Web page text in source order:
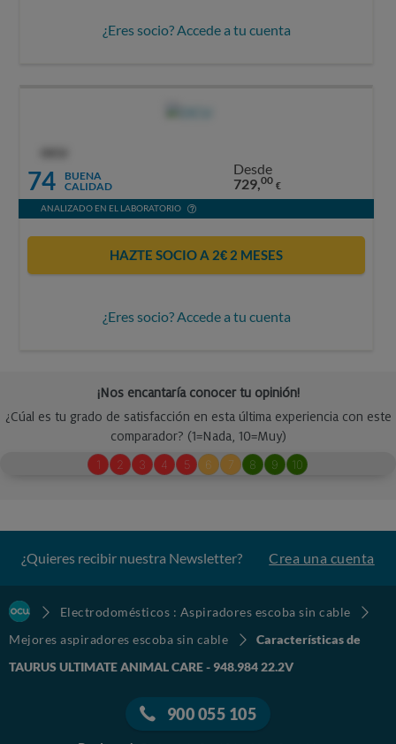
¿Eres socio? Accede a tu cuenta
74
BUENA
CALIDAD
Desde
729,00 €
ANALIZADO EN EL LABORATORIO
HAZTE SOCIO A 2€ 2 MESES
¿Eres socio? Accede a tu cuenta
¿Quieres recibir nuestra Newsletter? Crea una cuenta
Electrodomésticos : Aspiradores escoba sin cable
Mejores aspiradores escoba sin cable
Características de
TAURUS ULTIMATE ANIMAL CARE - 948.984 22.2V
900 055 105